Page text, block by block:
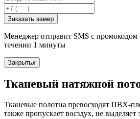
Заказать замер
Менеджер отправит SMS с промокодом
течении 1 минуты
Закрытьx
Тканевый натяжной
Тканевые полотна превосходят ПВХ-
также пропускает восздух, не выделяет